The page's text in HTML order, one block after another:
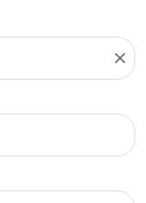
close